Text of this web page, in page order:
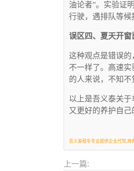
油论者”。实验证
行驶，遇排队等
误区四、夏天开窗
这种观点是错误
不一样了。高速
的人来说，不知
以上是吾义泰关
又更好的养护自己
吾义泰租车专业提供企业代驾,商
上一篇: